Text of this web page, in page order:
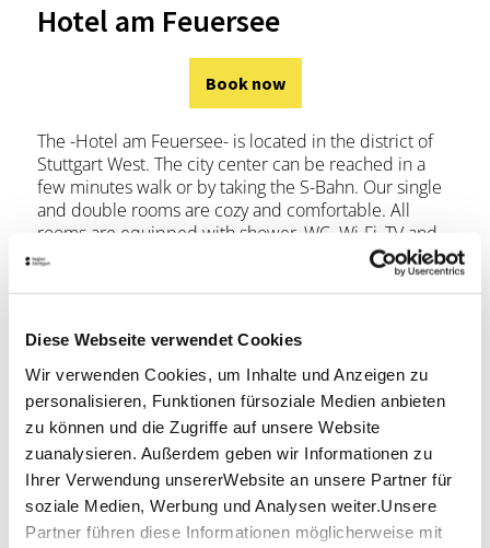
Diese Webseite verwendet Cookies
Wir verwenden Cookies, um Inhalte und Anzeigen zu
personalisieren, Funktionen fürsoziale Medien anbieten
zu können und die Zugriffe auf unsere Website
zuanalysieren. Außerdem geben wir Informationen zu
Ihrer Verwendung unsererWebsite an unsere Partner für
soziale Medien, Werbung und Analysen weiter.Unsere
Partner führen diese Informationen möglicherweise mit
Hotel am Feuersee
Book now
The -Hotel am Feuersee- is located in the district of
Stuttgart West. The city center can be reached in a
few minutes walk or by taking the S-Bahn. Our single
and double rooms are cozy and comfortable. All
rooms are equipped with shower, WC. Wi-Fi, TV and
telephone. In the morning we await you with a rich
breakfast buffet and wish you a good start in the day.
Book now